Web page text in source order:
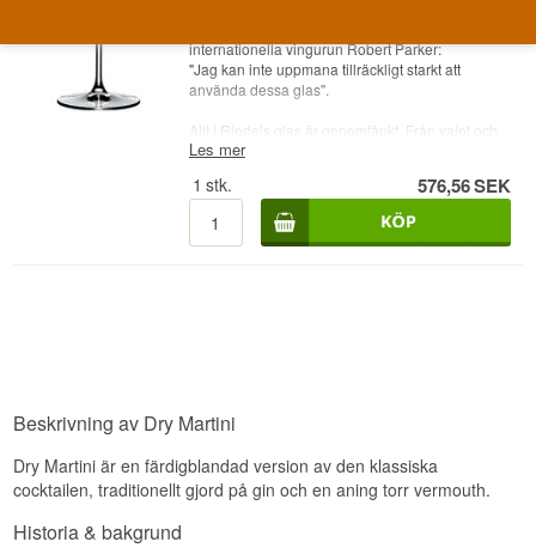
internationella vingurun Robert Parker:
"Jag kan inte uppmana tillräckligt starkt att
använda dessa glas".
Allt i Riedels glas är genomtänkt. Från valet och
kvaliteten på själva grundmaterialet till hela
resultatet med utformningen av själva glaset.
Perfektionism i högsta grad - och ett ofrånkomligt
krav som ställdes från början av glasets skapare,
George Riedel.
Les mer
1 stk. 576,56SEK
Beskrivning av Dry Martini
Dry Martini är en färdigblandad version av den klassiska
cocktailen, traditionellt gjord på gin och en aning torr vermouth.
Historia & bakgrund